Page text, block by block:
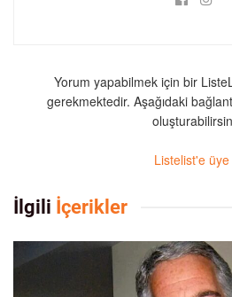
Yorum yapabilmek için bir
gerekmektedir. Aşağıdaki
Listelist'e
İlgili İçerikler